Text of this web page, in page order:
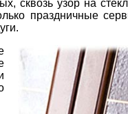
сквозь узор на
праздничные